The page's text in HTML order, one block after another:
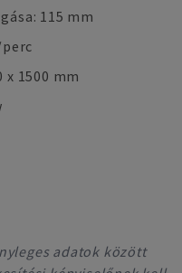
115 mm
x 1500 mm
adatok között